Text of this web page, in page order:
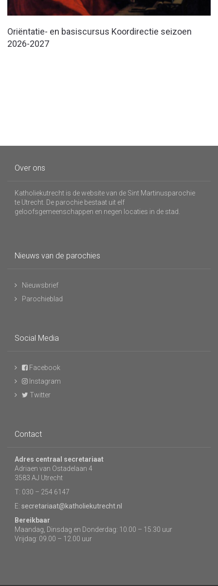
Oriëntatie- en basiscursus Koordirectie seizoen
2026-2027
Over ons
Katholiekutrecht is de website van de Sint Martinusparochie
te Utrecht. De parochie bestaat uit elf
geloofsgemeenschappen en negen locaties in de stad.
Nieuws van de parochies
Nieuwsbrief
Parochieblad
Social Media
Facebook
Instagram
Twitter
Contact
Adres centraal secretariaat
Adriaen van Ostadelaan 4
3583 AJ Utrecht
T: 030 – 254 6147
E: secretariaat@katholiekutrecht.nl
Bereikbaar
Maandag, Dinsdag en Donderdag: 10.00 – 15.30 uur
Vrijdag: 09.00 – 12.00 uur